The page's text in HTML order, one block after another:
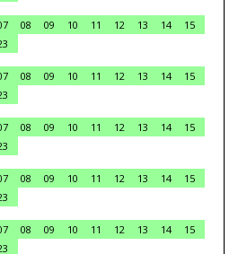
08 09 10 11 12 13 14
15
08 09 10 11 12 13 14
15
08 09 10 11 12 13 14
15
08 09 10 11 12 13 14
15
08 09 10 11 12 13 14
15